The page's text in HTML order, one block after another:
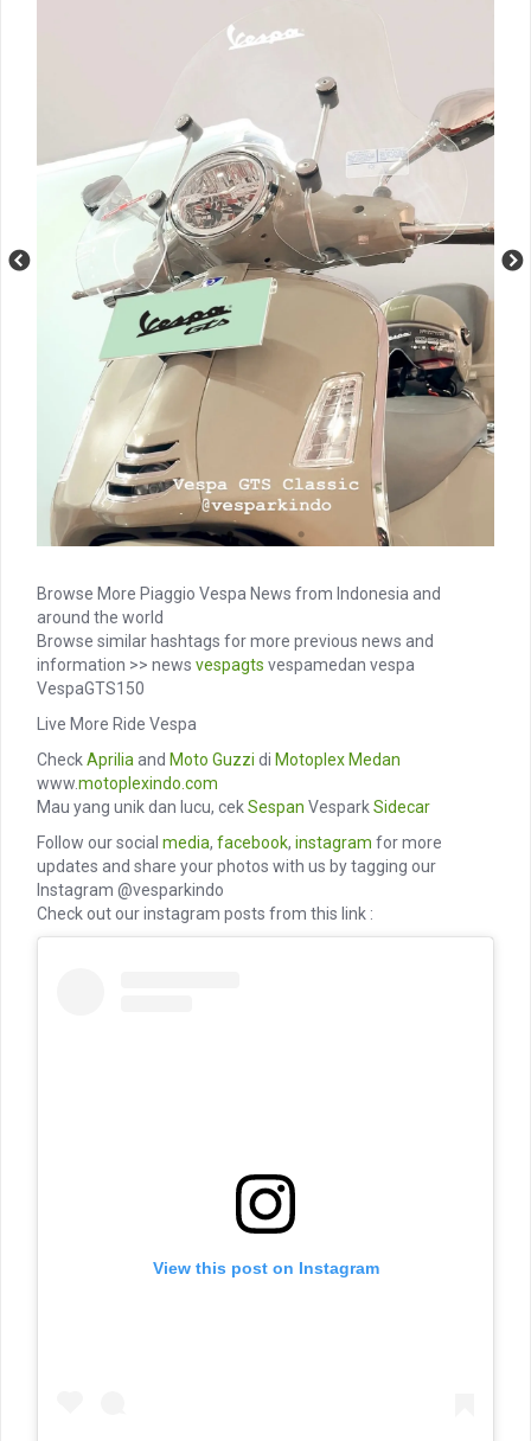
Browse More Piaggio Vespa News from Indonesia and
around the world
Browse similar hashtags for more previous news and
information >> news vespagts vespamedan vespa
VespaGTS150
Live More Ride Vespa
CheckAprilia and Moto Guzzi di Motoplex Medan
www.motoplexindo.com
Mau yang unik dan lucu, cekSespan VesparkSidecar
Follow our social media, facebook, instagram for more
updates and share your photos with us by tagging our
Instagram @vesparkindo
Check out our instagram posts from this link :
View this post on Instagram